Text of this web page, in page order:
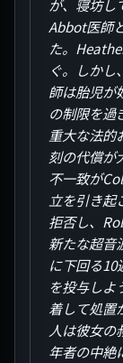
が、寝坊し
Abbot医師
た。
ぐ。しか
師は胎児が
の制限を過
重大な法的
刻の代償が
不一致が
立を引き起
拒否し、
新たな超音
に下回る
を投与しよ
着して処置
人は彼女の
年者の中絶